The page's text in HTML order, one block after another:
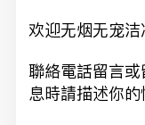
欢迎无烟无宠洁
聯絡電話留言
息時請描述你的